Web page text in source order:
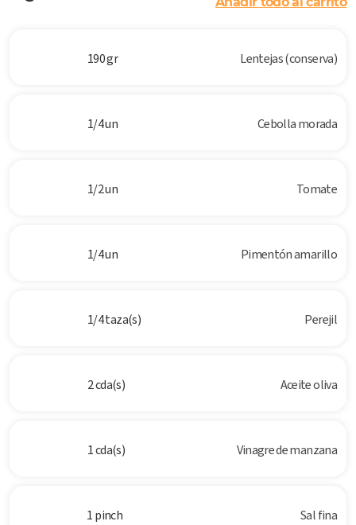
190 gr Lentejas (conserva)
1/4 un Cebolla morada
1/2 un Tomate
1/4 un Pimentón amarillo
1/4 taza(s) Perejil
2 cda(s) Aceite oliva
1 cda(s) Vinagre de manzana
1 pinch Sal fina